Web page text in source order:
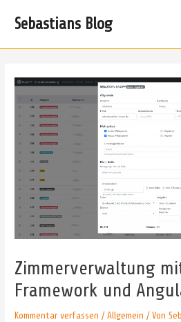
InhaltSebastians Blog
Zimmerverwaltung
Framework und
Kommentar verfassen /Allgemein / Von